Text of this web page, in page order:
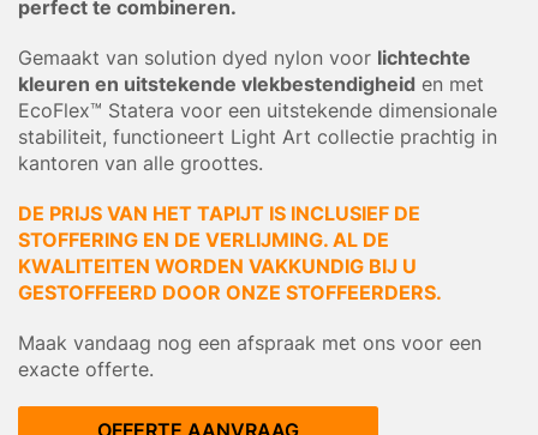
perfect te combineren.
Gemaakt van solution dyed nylon voor lichtechte
kleuren en uitstekende vlekbestendigheid en met
EcoFlex™ Statera voor een uitstekende dimensionale
stabiliteit, functioneert Light Art collectie prachtig in
kantoren van alle groottes.
DE PRIJS VAN HET TAPIJT IS INCLUSIEF DE
STOFFERING EN DE VERLIJMING. AL DE
KWALITEITEN WORDEN VAKKUNDIG BIJ U
GESTOFFEERD DOOR ONZE STOFFEERDERS.
Maak vandaag nog een afspraak met ons voor een
exacte offerte.